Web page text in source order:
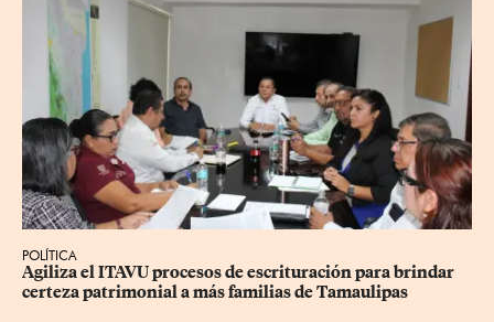
POLÍTICA
Agiliza el ITAVU procesos de escrituración para brindar
certeza patrimonial a más familias de Tamaulipas